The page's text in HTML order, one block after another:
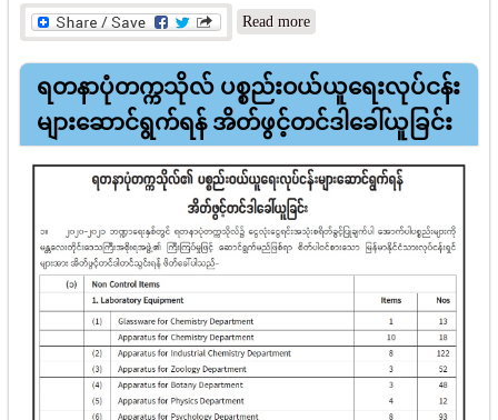
Read more about မိတ္ထီလာတက္ကသိုလ်
အိတ်ဖွင့်တင်ဒါခေါ်ယူခြင်း
ရတနာပုံတက္ကသိုလ် ပစ္စည်းဝယ်ယူရေးလုပ်ငန်း
များဆောင်ရွက်ရန် အိတ်ဖွင့်တင်ဒါခေါ်ယူခြင်း